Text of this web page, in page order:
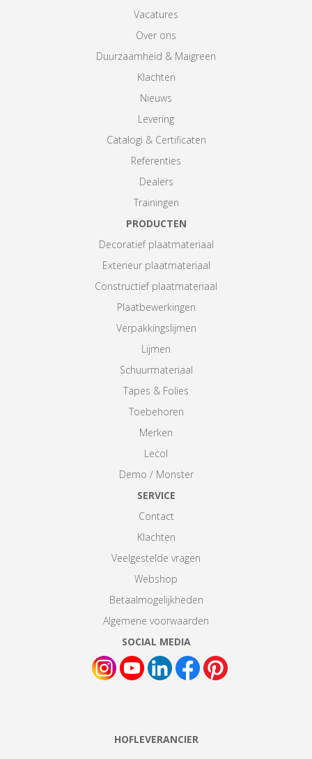
Vacatures
Over ons
Duurzaamheid & Maigreen
Klachten
Nieuws
Levering
Catalogi & Certificaten
Referenties
Dealers
Trainingen
PRODUCTEN
Decoratief plaatmateriaal
Exterieur plaatmateriaal
Constructief plaatmateriaal
Plaatbewerkingen
Verpakkingslijmen
Lijmen
Schuurmateriaal
Tapes & Folies
Toebehoren
Merken
Lecol
Demo / Monster
SERVICE
Contact
Klachten
Veelgestelde vragen
Webshop
Betaalmogelijkheden
Algemene voorwaarden
SOCIAL MEDIA
HOFLEVERANCIER